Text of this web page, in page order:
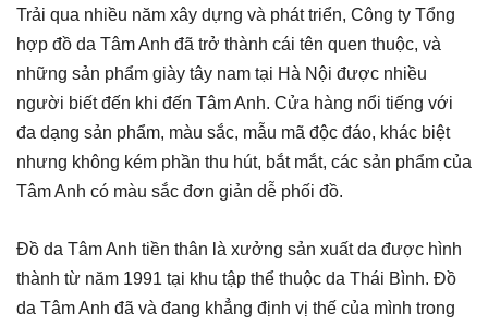
Trải qua nhiều năm xây dựng và phát triển, Công ty Tổng
hợp đồ da Tâm Anh đã trở thành cái tên quen thuộc, và
những sản phẩm giày tây nam tại Hà Nội được nhiều
người biết đến khi đến Tâm Anh. Cửa hàng nổi tiếng với
đa dạng sản phẩm, màu sắc, mẫu mã độc đáo, khác biệt
nhưng không kém phần thu hút, bắt mắt, các sản phẩm của
Tâm Anh có màu sắc đơn giản dễ phối đồ.
Đồ da Tâm Anh tiền thân là xưởng sản xuất da được hình
thành từ năm 1991 tại khu tập thể thuộc da Thái Bình. Đồ
da Tâm Anh đã và đang khẳng định vị thế của mình trong